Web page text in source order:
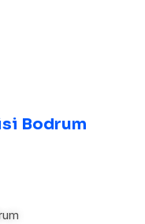
Bodrum